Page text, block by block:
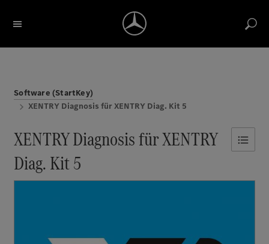
Bezeichnung / Artikelnummer suchen
Software (StartKey)
XENTRY Diagnosis für XENTRY Diag. Kit 5
XENTRY Diagnosis für XENTRY
Diag. Kit 5